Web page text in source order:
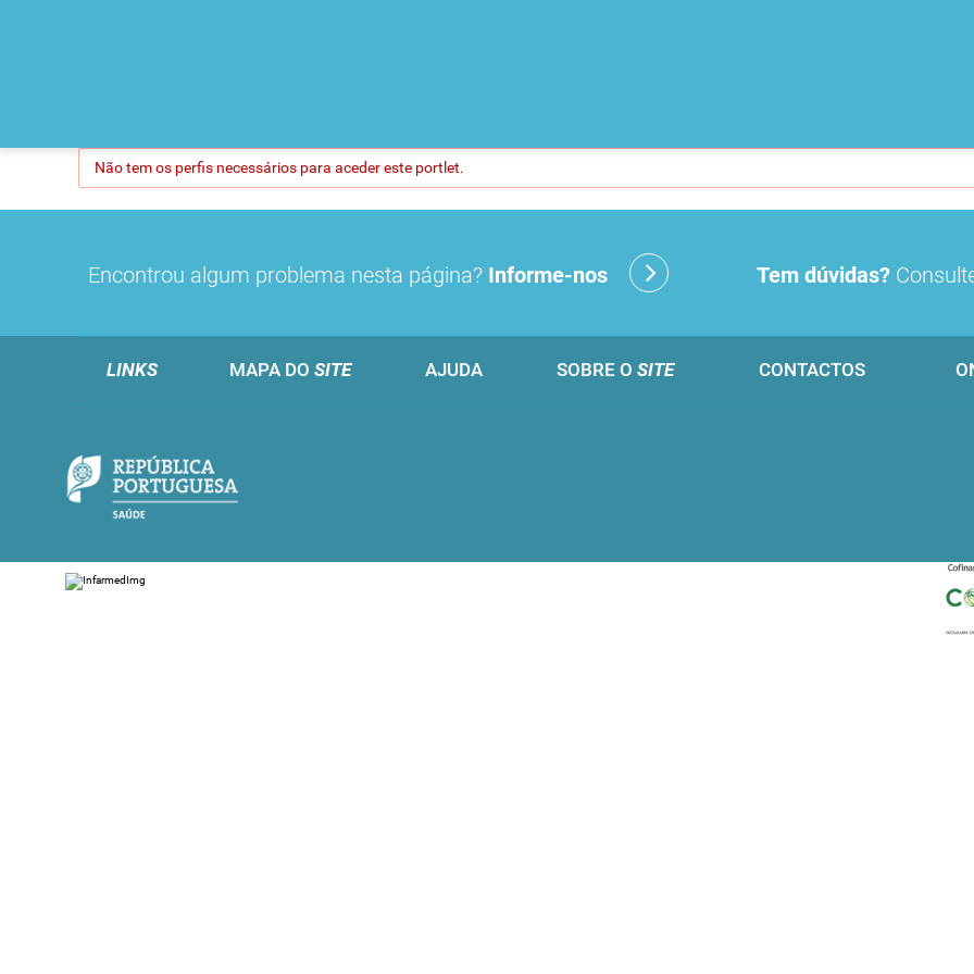
Não tem os perfis necessários para aceder este portlet.
Encontrou algum problema nesta página? Informe-nos Tem dúvidas?
LINKS MAPA DO SITE AJUDA SOBRE O SITE CONTACTOS